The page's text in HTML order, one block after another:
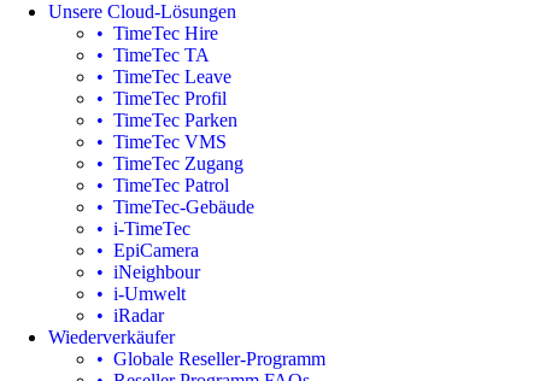
Unsere Cloud-Lösungen
• TimeTec Hire
• TimeTec TA
• TimeTec Leave
• TimeTec Profil
• TimeTec Parken
• TimeTec VMS
• TimeTec Zugang
• TimeTec Patrol
• TimeTec-Gebäude
• i-TimeTec
• EpiCamera
• iNeighbour
• i-Umwelt
• iRadar
Wiederverkäufer
• Globale Reseller-Programm